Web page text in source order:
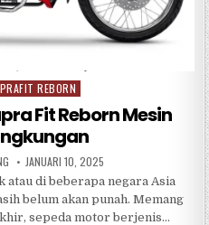
REBORN
Fit Reborn Mesin
JANUARI 10, 2025
di beberapa negara Asia
belum akan punah. Memang
sepeda motor berjenis…